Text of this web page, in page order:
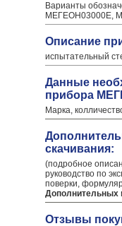
Варианты
МЕГЕОН03000E,
Описание
испытательный
Данные
прибора
Марка,
скачивания:
(подробное
руководство по
поверки,
Дополнительных
Отзывы